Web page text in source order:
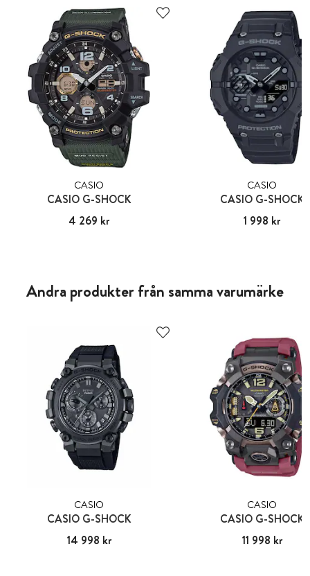
CASIO
CASIO G-SHOCK
Pris:4 269 kr
4 269 kr
CASIO
CASIO G-SHOCK
Pris :1 998 kr
1 998 kr
Andra produkter från samma varumärke
CASIO
CASIO G-SHOCK
Pris: 14 998 kr
14 998 kr
CASIO
CASIO G-SHOCK
Pris:11 998 kr
11 998 kr